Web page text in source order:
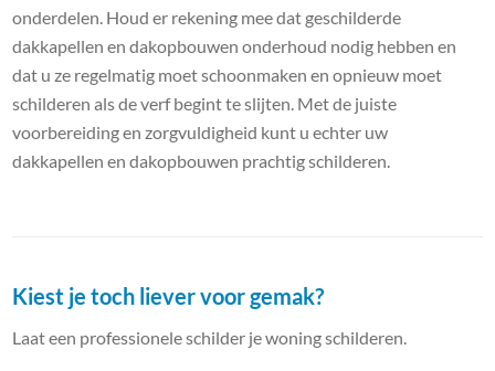
onderdelen. Houd er rekening mee dat geschilderde
dakkapellen en dakopbouwen onderhoud nodig hebben en
dat u ze regelmatig moet schoonmaken en opnieuw moet
schilderen als de verf begint te slijten. Met de juiste
voorbereiding en zorgvuldigheid kunt u echter uw
dakkapellen en dakopbouwen prachtig schilderen.
Kiest je toch liever voor gemak?
Laat een professionele schilder je woning schilderen.